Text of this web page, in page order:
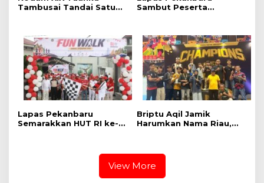
Tambusai Tandai Satu
Sambut Peserta
Momentum Belajar dan
Bentuk Karakter
Lapas Pekanbaru
Semarakkan HUT RI ke-
Briptu Aqil Jamik
Harumkan Nama Riau,
View More